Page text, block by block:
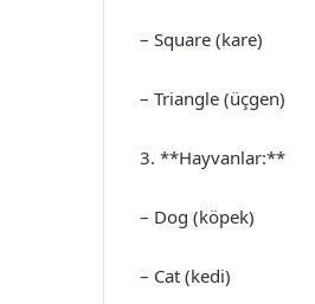
– Square (kare)
– Triangle (üçgen)
3. **Hayvanlar:**
– Dog (köpek)
– Cat (kedi)